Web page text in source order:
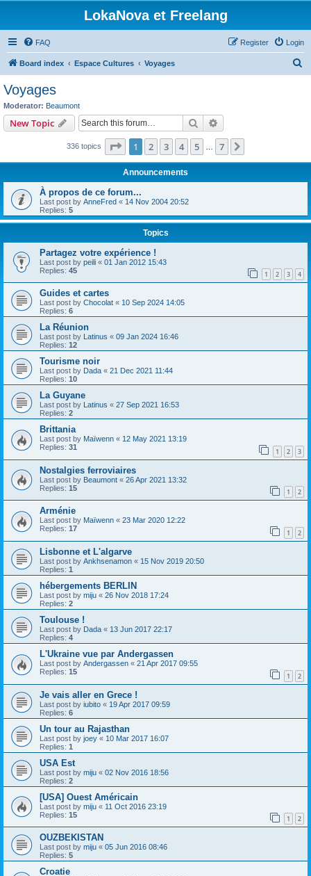
LokaNova et Freelang
FAQ Login
Register
Board index Espace Cultures Voyages
Voyages
Moderator: Beaumont
New Topic Search
336 topics Page 1of 7
1 2 3 4 5 7
Announcements
À propos de ce forum...
Last post by AnneFred « 14 Nov 2004 20:52
Replies: 5
Topics
Partagez votre expérience !
Last post by peili « 01 Jan 2012 15:43
Replies: 45 1 2 3 4
Guides et cartes
Last post by Chocolat « 10 Sep 2024 14:05
Replies: 6
La Réunion
Last post by Latinus « 09 Jan 2024 16:46
Replies: 12
Tourisme noir
Last post by Dada « 21 Dec 2021 11:44
Replies: 10
La Guyane
Last post by Latinus « 27 Sep 2021 16:53
Replies: 2
Brittania
Last post by Maïwenn « 12 May 2021 13:19
Replies: 31 1 2 3
Nostalgies ferroviaires
Last post by Beaumont « 26 Apr 2021 13:32
Replies: 15 1 2
Arménie
Last post by Maïwenn « 23 Mar 2020 12:22
Replies: 17 1 2
Lisbonne et L'algarve
Last post by Ankhsenamon « 15 Nov 2019 20:50
Replies: 1
hébergements BERLIN
Last post by miju « 26 Nov 2018 17:24
Replies: 2
Toulouse !
Last post by Dada « 13 Jun 2017 22:17
Replies: 4
L'Ukraine vue par Andergassen
Last post by Andergassen « 21 Apr 2017 09:55
Replies: 15 1 2
Je vais aller en Grece !
Last post by iubito « 19 Apr 2017 09:59
Replies: 6
Un tour au Rajasthan
Last post by joey « 10 Mar 2017 16:07
Replies: 1
USA Est
Last post by miju « 02 Nov 2016 18:56
Replies: 2
[USA] Ouest Américain
Last post by miju « 11 Oct 2016 23:19
Replies: 15 1 2
OUZBEKISTAN
Last post by miju « 05 Jun 2016 08:46
Replies: 5
Croatie